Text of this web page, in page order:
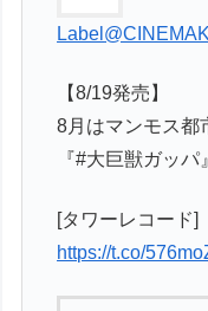
Label
【8/19発売】
8月はマンモス都
『#大巨獣ガッ
[タワーレコード]
https://t.co/